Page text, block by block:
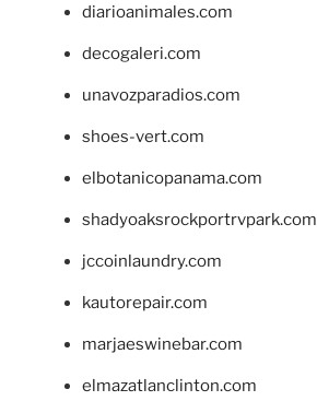
diarioanimales.com
decogaleri.com
unavozparadios.com
shoes-vert.com
elbotanicopanama.com
shadyoaksrockportrvpark.com
jccoinlaundry.com
kautorepair.com
marjaeswinebar.com
elmazatlanclinton.com